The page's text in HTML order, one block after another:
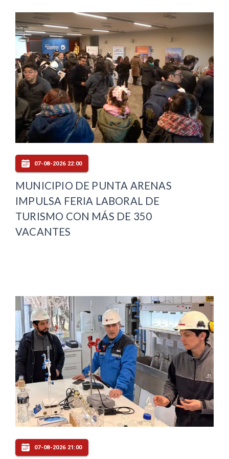
07-08-2026 22:00
MUNICIPIO DE PUNTA ARENAS
IMPULSA FERIA LABORAL DE
TURISMO CON MÁS DE 350
VACANTES
07-08-2026 21:00